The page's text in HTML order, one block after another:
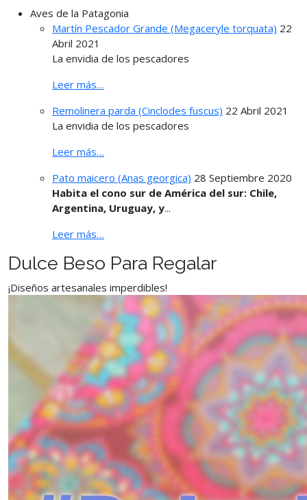
Aves de la Patagonia
Martín Pescador Grande (Megaceryle torquata) 22
Abril 2021
La envidia de los pescadores
Leer más…
Remolinera parda (Cinclodes fuscus) 22 Abril 2021
La envidia de los pescadores
Leer más…
Pato maicero (Anas georgica) 28 Septiembre 2020
Habita el cono sur de América del sur: Chile,
Argentina, Uruguay, y...
Leer más…
Dulce Beso Para Regalar
¡Diseños artesanales imperdibles!